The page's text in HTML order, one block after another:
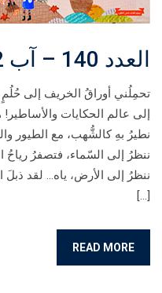
العدد 140 – آب 2022
تحمِلُني أوراقُ الخريف إلى
إلى عالم الحكايات
نطيرُ بهِ كالشُّهب، مع الطيور
ننظرُ إلى السّماء، فتصفرُ رياحُ
ننظرُ إلى الأرض، ياه… لقد ذبلَ
[…]
READ MORE